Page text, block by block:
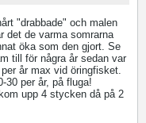
"drabbade" och malen
det de varma somrarna
öka som den gjort. Se
till för några år sedan var
år max vid öringfisket.
30 per år, på fluga!
upp 4 stycken då på 2